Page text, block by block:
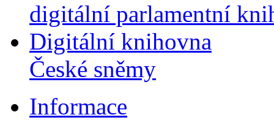
digitální parlamentní
Digitální knihovna
České sněmy
Informace